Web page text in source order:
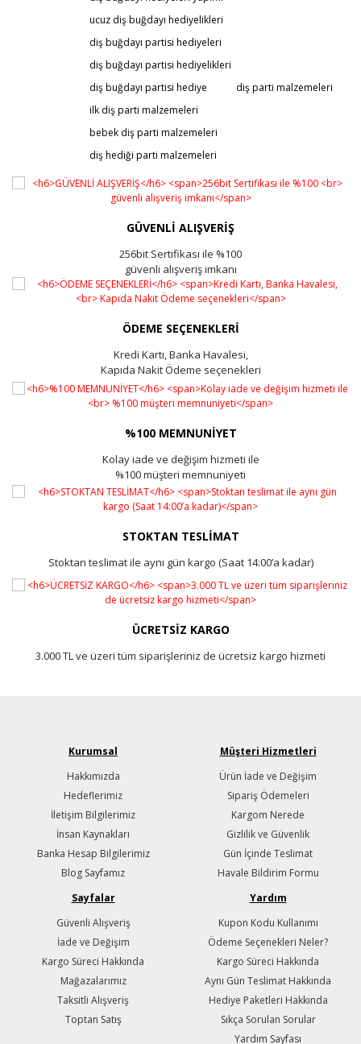
ucuz diş buğdayı hediyelikleri
diş buğdayı partisi hediyeleri
diş buğdayı partisi hediyelikleri
diş buğdayı partisi hediye
diş parti malzemeleri
ilk diş parti malzemeleri
bebek diş parti malzemeleri
diş hediği parti malzemeleri
GÜVENLİ ALIŞVERİŞ
256bit Sertifikası ile %100
güvenli alışveriş imkanı
ÖDEME SEÇENEKLERİ
Kredi Kartı, Banka Havalesi,
Kapıda Nakit Ödeme seçenekleri
%100 MEMNUNİYET
Kolay iade ve değişim hizmeti ile
%100 müşteri memnuniyeti
STOKTAN TESLİMAT
Stoktan teslimat ile aynı gün kargo (Saat 14:00’a kadar)
ÜCRETSİZ KARGO
3.000 TL ve üzeri tüm siparişleriniz de ücretsiz kargo hizmeti
Kurumsal
Hakkımızda
Hedeflerimiz
İletişim Bilgilerimiz
İnsan Kaynakları
Banka Hesap Bilgilerimiz
Blog Sayfamız
Müşteri Hizmetleri
Ürün İade ve Değişim
Sipariş Ödemeleri
Kargom Nerede
Gizlilik ve Güvenlik
Gün İçinde Teslimat
Havale Bildirim Formu
Sayfalar
Güvenli Alışveriş
İade ve Değişim
Kargo Süreci Hakkında
Mağazalarımız
Taksitli Alışveriş
Toptan Satış
Yardım
Kupon Kodu Kullanımı
Ödeme Seçenekleri Neler?
Kargo Süreci Hakkında
Aynı Gün Teslimat Hakkında
Hediye Paketleri Hakkında
Sıkça Sorulan Sorular
Yardım Sayfası